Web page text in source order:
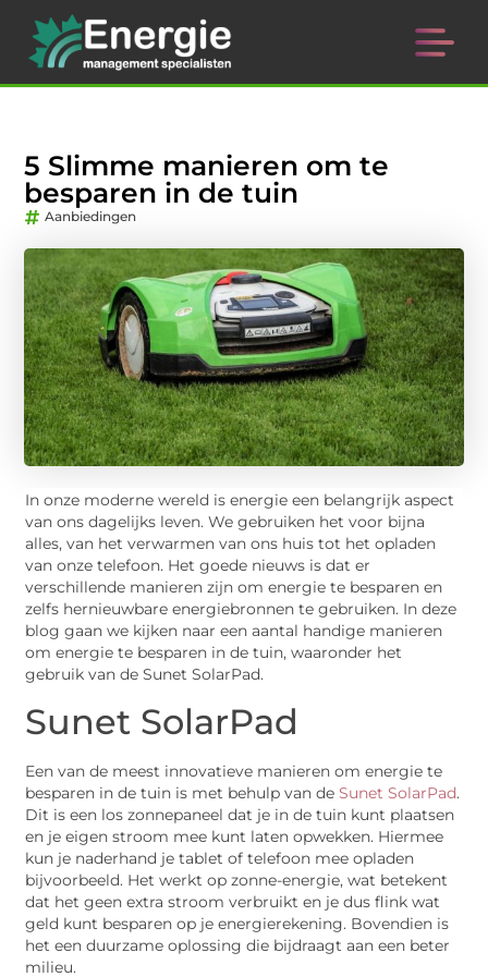
5 Slimme manieren om te
besparen in de tuin
Aanbiedingen
In onze moderne wereld is energie een belangrijk aspect
van ons dagelijks leven. We gebruiken het voor bijna
alles, van het verwarmen van ons huis tot het opladen
van onze telefoon. Het goede nieuws is dat er
verschillende manieren zijn om energie te besparen en
zelfs hernieuwbare energiebronnen te gebruiken. In deze
blog gaan we kijken naar een aantal handige manieren
om energie te besparen in de tuin, waaronder het
gebruik van de Sunet SolarPad.
Sunet SolarPad
Een van de meest innovatieve manieren om energie te
besparen in de tuin is met behulp van deSunet SolarPad.
Dit is een los zonnepaneel dat je in de tuin kunt plaatsen
en je eigen stroom mee kunt laten opwekken. Hiermee
kun je naderhand je tablet of telefoon mee opladen
bijvoorbeeld. Het werkt op zonne-energie, wat betekent
dat het geen extra stroom verbruikt en je dus flink wat
geld kunt besparen op je energierekening. Bovendien is
het een duurzame oplossing die bijdraagt aan een beter
milieu.